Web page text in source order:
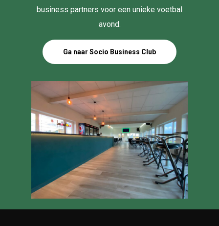
business partners voor een unieke voetbal
avond.
Ga naar Socio Business Club